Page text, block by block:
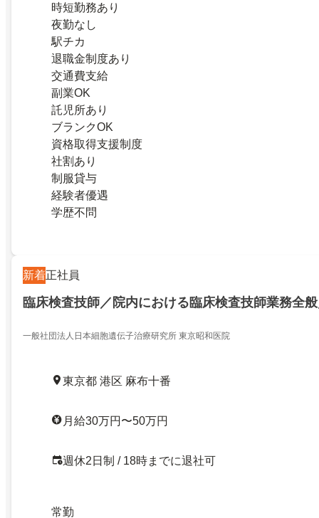
時短勤務あり
夜勤なし
駅チカ
退職金制度あり
交通費支給
副業OK
託児所あり
ブランクOK
資格取得支援制度
社割あり
制服貸与
経験者優遇
学歴不問
新着正社員
臨床検査技師／院内における臨床検査技師業務全
一般社団法人日本細胞遺伝子治療研究所 東京昭和医院
東京都 港区 麻布十番
月給30万円〜50万円
週休2日制 / 18時までに退社可
常勤